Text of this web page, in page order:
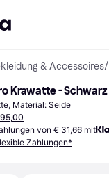
& Accessoires/
Krawatte - Schwarz
Material: Seide
von € 31,66 mit
Zahlungen*